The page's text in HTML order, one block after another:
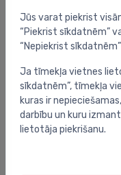
Jūs varat piekrist
“Piekrist sīkdatnēm”
“Nepiekrist sīkdatnēm”
Ja tīmekļa vietnes
sīkdatnēm”, tīmekļa
kuras ir
darbību un kuru
lietotāja piekrišanu.